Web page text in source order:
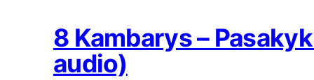
8 Kambarys –
audio)